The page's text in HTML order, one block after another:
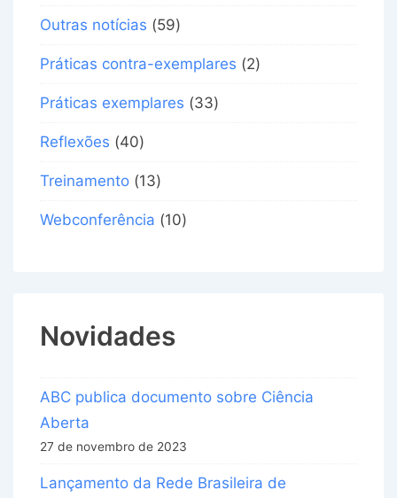
Outras notícias (59)
Práticas contra-exemplares (2)
Práticas exemplares (33)
Reflexões (40)
Treinamento (13)
Webconferência (10)
Novidades
ABC publica documento sobre Ciência
Aberta
27 de novembro de 2023
Lançamento da Rede Brasileira de